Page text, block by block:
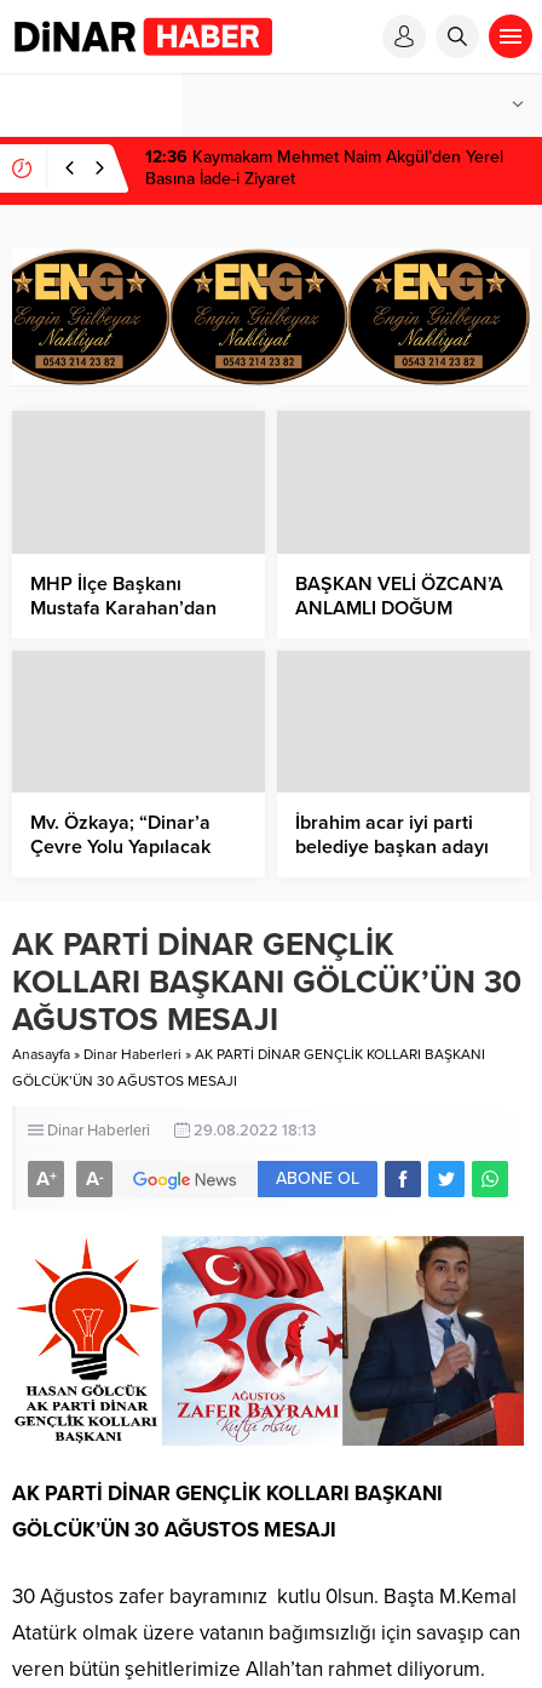
12:36 Kaymakam Mehmet Naim Akgül’den Yerel
Basına İade-i Ziyaret
MHP İlçe Başkanı
Mustafa Karahan’dan
BAŞKAN VELİ ÖZCAN’A
ANLAMLI DOĞUM
Mv. Özkaya; “Dinar’a
Çevre Yolu Yapılacak
İbrahim acar iyi parti
belediye başkan adayı
AK PARTİ DİNAR GENÇLİK
KOLLARI BAŞKANI GÖLCÜK’ÜN 30
AĞUSTOS MESAJI
Anasayfa » Dinar Haberleri » AK PARTİ DİNAR GENÇLİK KOLLARI BAŞKANI
GÖLCÜK’ÜN 30 AĞUSTOS MESAJI
Dinar Haberleri 29.08.2022 18:13
A+ A- ABONE OL
AK PARTİ DİNAR GENÇLİK KOLLARI BAŞKANI
GÖLCÜK’ÜN 30 AĞUSTOS MESAJI
30 Ağustos zafer bayramınız kutlu 0lsun. Başta M.Kemal
Atatürk olmak üzere vatanın bağımsızlığı için savaşıp can
veren bütün şehitlerimize Allah’tan rahmet diliyorum.